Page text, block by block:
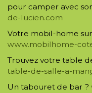
pour camper avec
de-lucien.com
Votre mobil-home
www.mobilhome-
Trouvez votre table
table-de-salle-a-
Un tabouret de bar ?